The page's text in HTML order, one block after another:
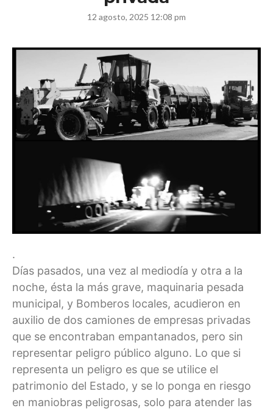
12 agosto, 2025 12:08 pm
.
Días pasados, una vez al mediodía y otra a la
noche, ésta la más grave, maquinaria pesada
municipal, y Bomberos locales, acudieron en
auxilio de dos camiones de empresas privadas
que se encontraban empantanados, pero sin
representar peligro público alguno. Lo que si
representa un peligro es que se utilice el
patrimonio del Estado, y se lo ponga en riesgo
en maniobras peligrosas, solo para atender las